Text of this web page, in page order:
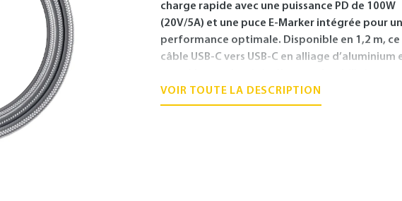
charge rapide avec une puissance PD de 100W
(20V/5A) et une puce E-Marker intégrée pour
performance optimale. Disponible en 1,2 m, ce
câble USB-C vers USB-C en alliage d’aluminium
exceptionnelle. Profitez d’un transfert de
à 480 Mbps et d’une compatibilité universelle
VOIR TOUTE LA DESCRIPTION